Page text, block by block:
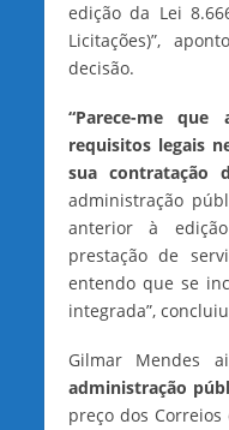
edição da Lei
Licitações)”,
decisão.
“Parece-me
requisitos legais
sua contratação
administração
anterior à
prestação de
entendo que se
integrada”,
Gilmar Mendes
administração
preço dos